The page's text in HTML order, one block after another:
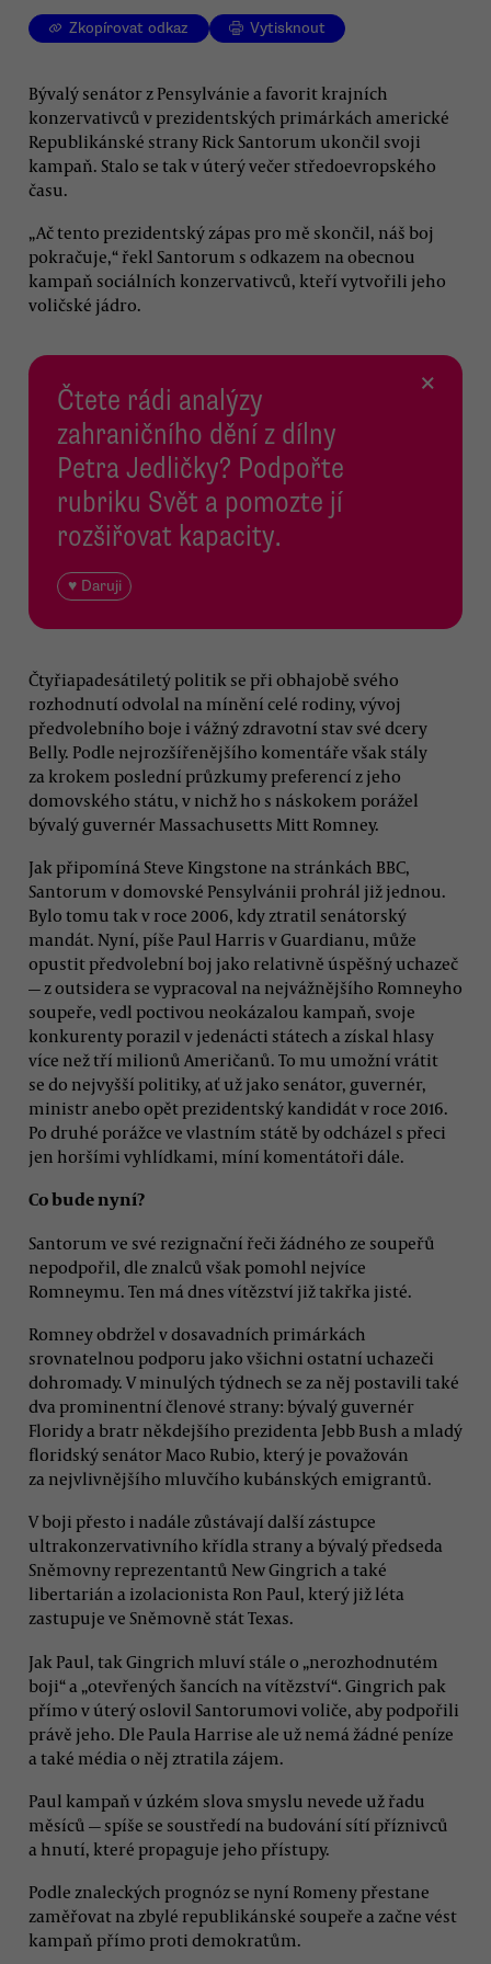
Zkopírovat odkaz Vytisknout
Bývalý senátor z Pensylvánie a favorit krajních
konzervativců v prezidentských primárkách americké
Republikánské strany Rick Santorum ukončil svoji
kampaň. Stalo se tak v úterý večer středoevropského
času.
„Ač tento prezidentský zápas pro mě skončil, náš boj
pokračuje,“ řekl Santorum s odkazem na obecnou
kampaň sociálních konzervativců, kteří vytvořili jeho
voličské jádro.
Čtete rádi analýzy
zahraničního dění z dílny
Petra Jedličky? Podpořte
rubriku Svět a pomozte jí
rozšiřovat kapacity.
♥ Daruji
×
Čtyřiapadesátiletý politik se při obhajobě svého
rozhodnutí odvolal na mínění celé rodiny, vývoj
předvolebního boje i vážný zdravotní stav své dcery
Belly. Podle nejrozšířenějšího komentáře však stály
za krokem poslední průzkumy preferencí z jeho
domovského státu, v nichž ho s náskokem porážel
bývalý guvernér Massachusetts Mitt Romney.
Jak připomíná Steve Kingstone na stránkách BBC,
Santorum v domovské Pensylvánii prohrál již jednou.
Bylo tomu tak v roce 2006, kdy ztratil senátorský
mandát. Nyní, píše Paul Harris v Guardianu, může
opustit předvolební boj jako relativně úspěšný uchazeč
— z outsidera se vypracoval na nejvážnějšího Romneyho
soupeře, vedl poctivou neokázalou kampaň, svoje
konkurenty porazil v jedenácti státech a získal hlasy
více než tří milionů Američanů. To mu umožní vrátit
se do nejvyšší politiky, ať už jako senátor, guvernér,
ministr anebo opět prezidentský kandidát v roce 2016.
Po druhé porážce ve vlastním státě by odcházel s přeci
jen horšími vyhlídkami, míní komentátoři dále.
Co bude nyní?
Santorum ve své rezignační řeči žádného ze soupeřů
nepodpořil, dle znalců však pomohl nejvíce
Romneymu. Ten má dnes vítězství již takřka jisté.
Romney obdržel v dosavadních primárkách
srovnatelnou podporu jako všichni ostatní uchazeči
dohromady. V minulých týdnech se za něj postavili také
dva prominentní členové strany: bývalý guvernér
Floridy a bratr někdejšího prezidenta Jebb Bush a mladý
floridský senátor Maco Rubio, který je považován
za nejvlivnějšího mluvčího kubánských emigrantů.
V boji přesto i nadále zůstávají další zástupce
ultrakonzervativního křídla strany a bývalý předseda
Sněmovny reprezentantů New Gingrich a také
libertarián a izolacionista Ron Paul, který již léta
zastupuje ve Sněmovně stát Texas.
Jak Paul, tak Gingrich mluví stále o „nerozhodnutém
boji“ a „otevřených šancích na vítězství“. Gingrich pak
přímo v úterý oslovil Santorumovi voliče, aby podpořili
právě jeho. Dle Paula Harrise ale už nemá žádné peníze
a také média o něj ztratila zájem.
Paul kampaň v úzkém slova smyslu nevede už řadu
měsíců — spíše se soustředí na budování sítí příznivců
a hnutí, které propaguje jeho přístupy.
Podle znaleckých prognóz se nyní Romeny přestane
zaměřovat na zbylé republikánské soupeře a začne vést
kampaň přímo proti demokratům.